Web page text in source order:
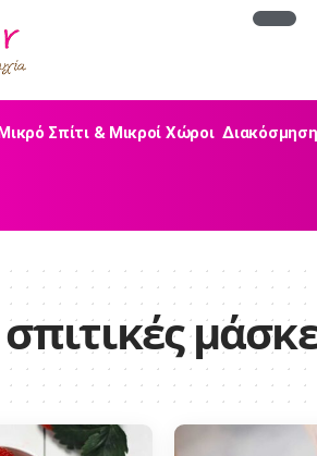
Σπίτι & Μικροί Χώροι
σπιτικές